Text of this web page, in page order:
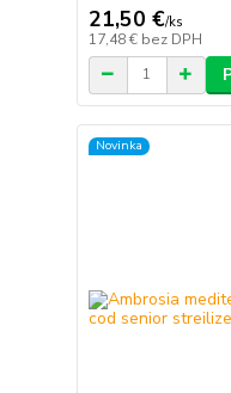
21,50 €/ks
17,48 € bez DPH
Novinka